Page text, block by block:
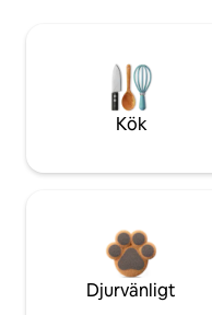
Kök
Djurvänligt